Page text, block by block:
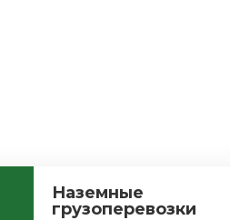
Наземные
грузоперевозки